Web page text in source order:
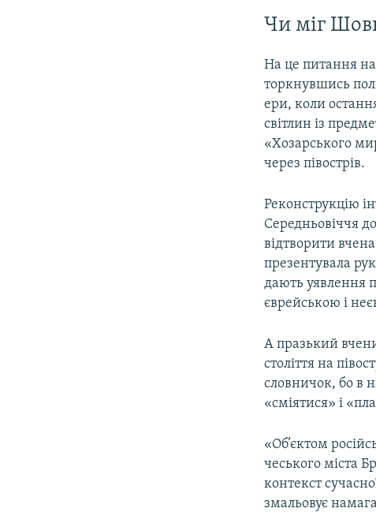
Чи міг
На це питання
торкнувшись
ери, коли
світлин із
«Хозарського
через півострів.
Реконструкцію
Середньовіччя
відтворити
презентувала
дають уявлення
єврейською і
А празький
століття на
словничок, бо в
«сміятися» і
«Об’єктом
чеського міста
контекст
змальовує